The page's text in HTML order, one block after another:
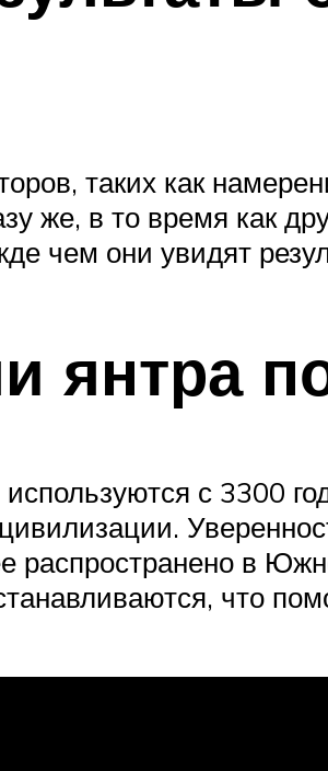
таких как
же, в то время как
чем они увидят
янтра
с 3300
распространено в
что